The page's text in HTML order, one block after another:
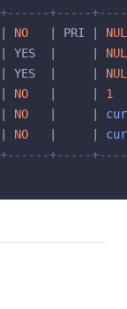
+-----
NO
   | PRI |
YES  |     |
YES  |     |
NO 1
NO
NO
+-----